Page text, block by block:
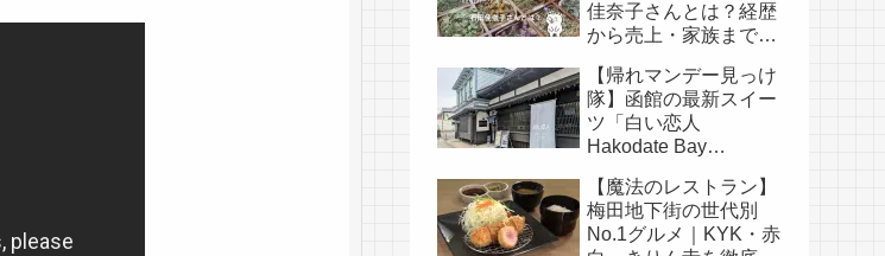
佳奈子さんとは？経歴
から売上・家族まで徹
【帰れマンデー見っけ
隊】函館の最新スイー
ツ「白い恋人
Hakodate Bay
ュー・口コミ・白い恋
人の歴史まとめ
【魔法のレストラン】
梅田地下街の世代別
No.1グルメ｜KYK・赤